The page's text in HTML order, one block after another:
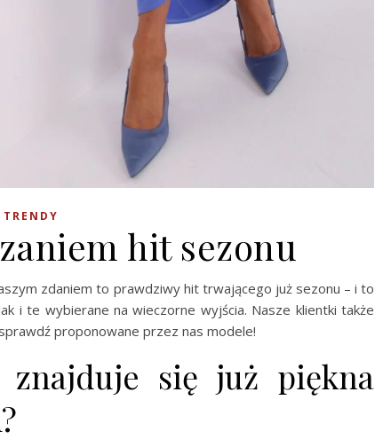
TRENDY
hit sezonu
zdaniem to prawdziwy hit trwającego już sezonu – i to
i te wybierane na wieczorne wyjścia. Nasze klientki także
proponowane przez nas modele!
się już piękna